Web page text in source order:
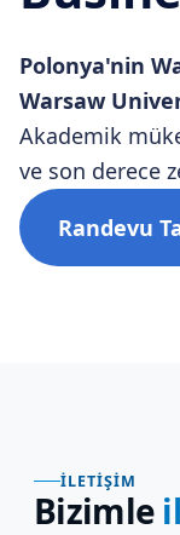
Polonya'nin
Warsaw
Akademik
ve son derece
Randevu
İLETIŞIM
Bizimle